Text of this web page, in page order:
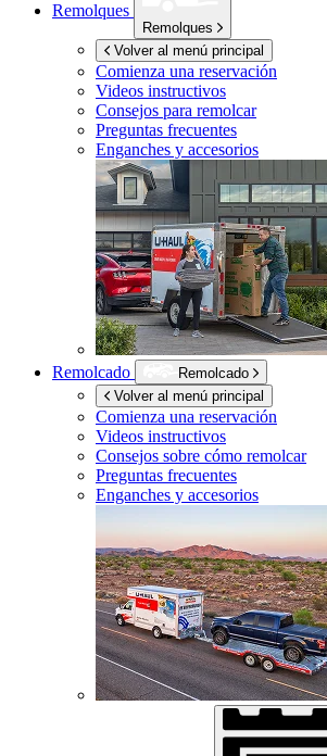
Remolques
Remolques
Volver al menú principal
Comienza una reservación
Videos instructivos
Consejos para remolcar
Preguntas frecuentes
Enganches y accesorios
Remolcado
Remolcado
Volver al menú principal
Comienza una reservación
Videos instructivos
Consejos sobre cómo remolcar
Preguntas frecuentes
Enganches y accesorios